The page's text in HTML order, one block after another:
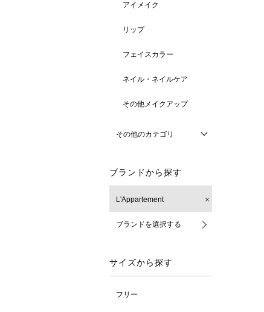
アイメイク
リップ
フェイスカラー
ネイル・ネイルケア
その他メイクアップ
その他のカテゴリ
ブランドから探す
L'Appartement
ブランドを選択する
サイズから探す
フリー